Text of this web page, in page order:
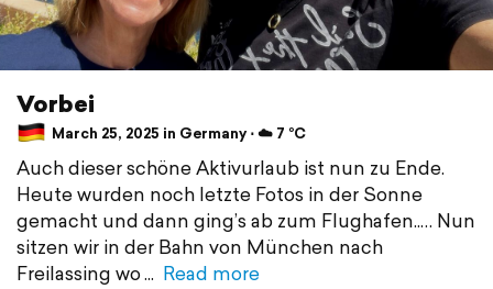
Vorbei
March 25, 2025 in Germany ⋅ ☁️ 7 °C
Auch dieser schöne Aktivurlaub ist nun zu Ende.
Heute wurden noch letzte Fotos in der Sonne
gemacht und dann ging’s ab zum Flughafen..… Nun
sitzen wir in der Bahn von München nach
Freilassing wo
Read more